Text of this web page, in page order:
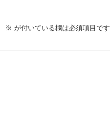
※ が付いている欄は必須項目です